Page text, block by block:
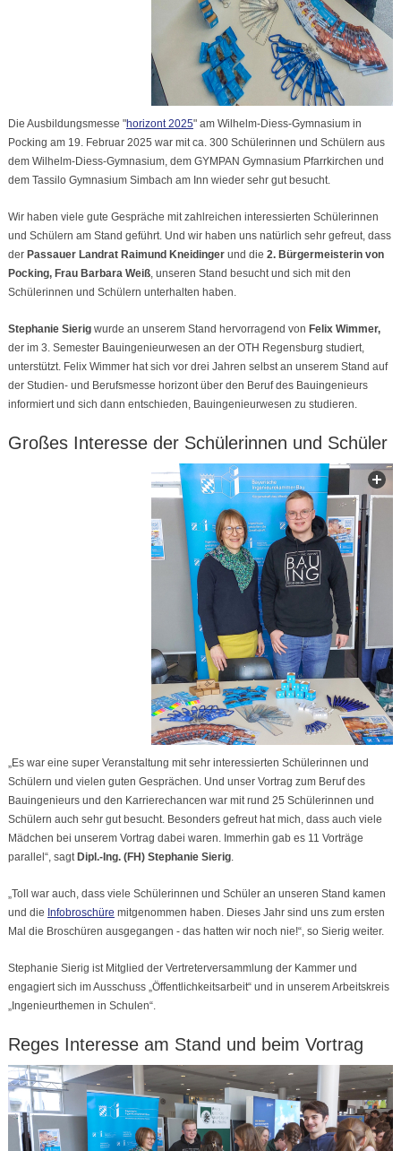
Die Ausbildungsmesse "horizont 2025" am Wilhelm-Diess-Gymnasium in
Pocking am 19. Februar 2025 war mit ca. 300 Schülerinnen und Schülern aus
dem Wilhelm-Diess-Gymnasium, dem GYMPAN Gymnasium Pfarrkirchen und
dem Tassilo Gymnasium Simbach am Inn wieder sehr gut besucht.
Wir haben viele gute Gespräche mit zahlreichen interessierten Schülerinnen
und Schülern am Stand geführt. Und wir haben uns natürlich sehr gefreut, dass
der Passauer Landrat Raimund Kneidingerund die 2. Bürgermeisterin von
Pocking, Frau Barbara Weiß, unseren Stand besucht und sich mit den
Schülerinnen und Schülern unterhalten haben.
Stephanie Sierigwurde an unserem Stand hervorragend von Felix Wimmer,
der im 3. Semester Bauingenieurwesen an der OTH Regensburg studiert,
unterstützt. Felix Wimmer hat sich vor drei Jahren selbst an unserem Stand auf
der Studien- und Berufsmesse horizont über den Beruf des Bauingenieurs
informiert und sich dann entschieden, Bauingenieurwesen zu studieren.
Großes Interesse der Schülerinnen und Schüler
„Es war eine super Veranstaltung mit sehr interessierten Schülerinnen und
Schülern und vielen guten Gesprächen. Und unser Vortrag zum Beruf des
Bauingenieurs und den Karrierechancen war mit rund 25 Schülerinnen und
Schülern auch sehr gut besucht. Besonders gefreut hat mich, dass auch viele
Mädchen bei unserem Vortrag dabei waren. Immerhin gab es 11 Vorträge
parallel“, sagt Dipl.-Ing. (FH) Stephanie Sierig.
„Toll war auch, dass viele Schülerinnen und Schüler an unseren Stand kamen
und die Infobroschüre mitgenommen haben. Dieses Jahr sind uns zum ersten
Mal die Broschüren ausgegangen - das hatten wir noch nie!“, so Sierig weiter.
Stephanie Sierig ist Mitglied der Vertreterversammlung der Kammer und
engagiert sich im Ausschuss „Öffentlichkeitsarbeit“ und in unserem Arbeitskreis
„Ingenieurthemen in Schulen“.
Reges Interesse am Stand und beim Vortrag